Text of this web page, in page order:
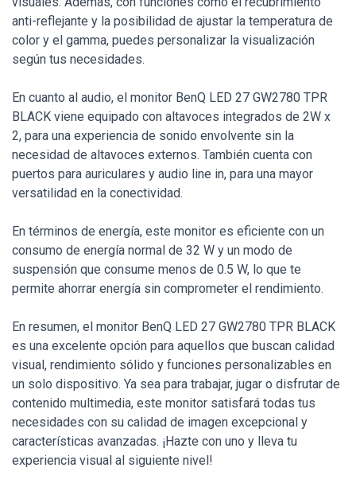
anti-reflejante y la posibilidad de ajustar la temperatura de
color y el gamma, puedes personalizar la visualización
según tus necesidades.
En cuanto al audio, el monitor BenQ LED 27 GW2780 TPR
BLACK viene equipado con altavoces integrados de 2W x
2, para una experiencia de sonido envolvente sin la
necesidad de altavoces externos. También cuenta con
puertos para auriculares y audio line in, para una mayor
versatilidad en la conectividad.
En términos de energía, este monitor es eficiente con un
consumo de energía normal de 32 W y un modo de
suspensión que consume menos de 0.5 W, lo que te
permite ahorrar energía sin comprometer el rendimiento.
En resumen, el monitor BenQ LED 27 GW2780 TPR BLACK
es una excelente opción para aquellos que buscan calidad
visual, rendimiento sólido y funciones personalizables en
un solo dispositivo. Ya sea para trabajar, jugar o disfrutar de
contenido multimedia, este monitor satisfará todas tus
necesidades con su calidad de imagen excepcional y
características avanzadas. ¡Hazte con uno y lleva tu
experiencia visual al siguiente nivel!